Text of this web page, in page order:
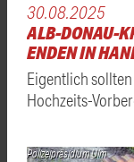
30.08.2025
ALB-DONAU-
ENDEN IN
Eigentlich
Hochzeits-
Polizeipräsidium Ulm